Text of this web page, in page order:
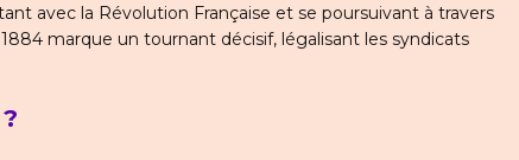
avec la Révolution Française et se poursuivant à travers
marque un tournant décisif, légalisant les syndicats